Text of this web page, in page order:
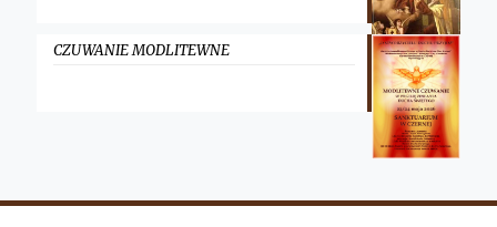
CZUWANIE MODLITEWNE